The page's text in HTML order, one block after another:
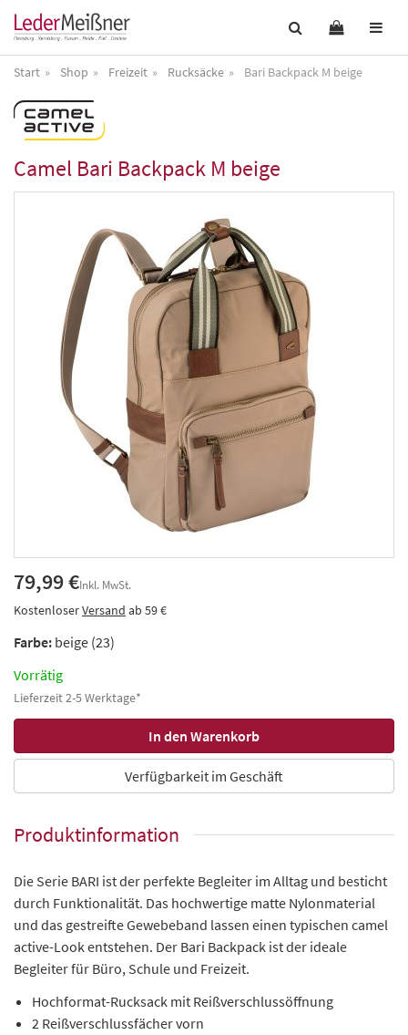
Start Shop Freizeit Rucksäcke Bari Backpack M beige
Camel Bari Backpack M beige
79,99 €Inkl. MwSt.
KostenloserVersand ab 59 €
Farbe: beige (23)
Vorrätig
Lieferzeit 2-5 Werktage*
Verfügbarkeit im Geschäft
Produktinformation
Die Serie BARI ist der perfekte Begleiter im Alltag und besticht
durch Funktionalität. Das hochwertige matte Nylonmaterial
und das gestreifte Gewebeband lassen einen typischen camel
active-Look entstehen. Der Bari Backpack ist der ideale
Begleiter für Büro, Schule und Freizeit.
Hochformat-Rucksack mit Reißverschlussöffnung
2 Reißverschlussfächer vorn